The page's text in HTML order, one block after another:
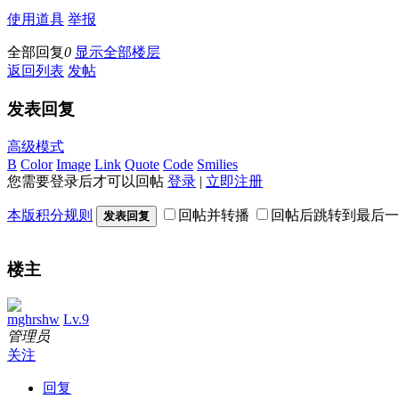
使用道具 举报
全部回复0 显示全部楼层
返回列表 发帖
发表回复
高级模式
B Color Image Link Quote Code Smilies
您需要登录后才可以回帖 登录 | 立即注册
本版积分规则 发表回复 回帖并转播 回帖后跳转到最后
楼主
mghrshw Lv.9
管理员
关注
回复